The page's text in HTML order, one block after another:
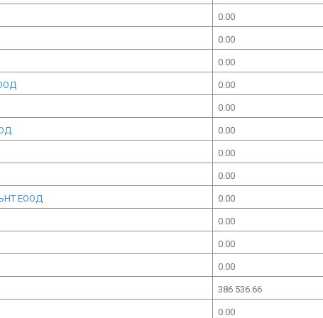
0.00
0.00
0.00
0.00
0.00
0.00
0.00
0.00
ЕООД 0.00
0.00
0.00
0.00
386 536.66
0.00